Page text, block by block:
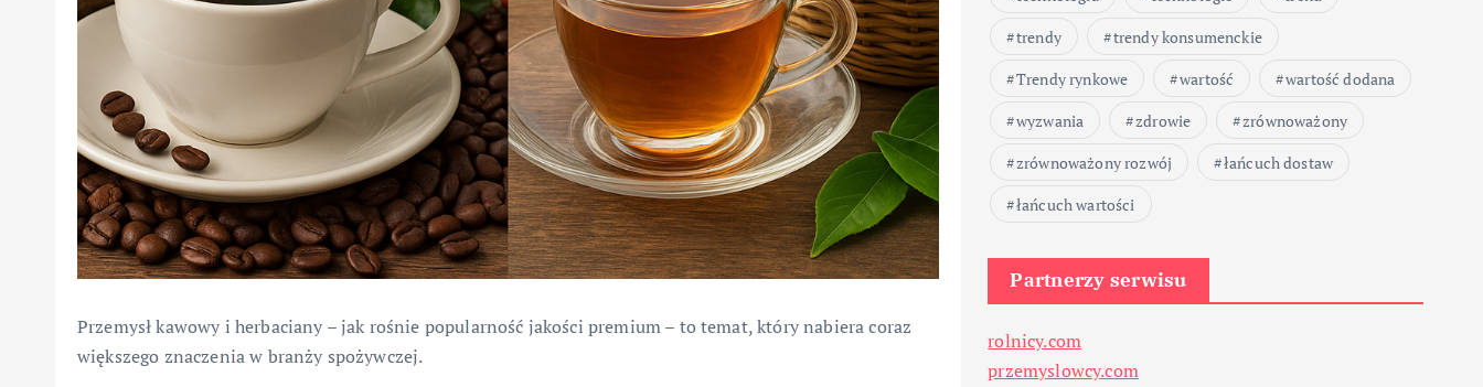
Przemysł kawowy i herbaciany – jak rośnie popularność jakości premium – to temat, który nabiera coraz
większego znaczenia w branży spożywczej.
trendy
trendy konsumenckie
Trendy rynkowe
wartość
wartość dodana
wyzwania
zdrowie
zrównoważony
zrównoważony rozwój
łańcuch dostaw
łańcuch wartości
Partnerzy serwisu
rolnicy.com
przemyslowcy.com